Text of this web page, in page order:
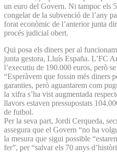
un euro del Govern. Ni tampoc els
congelar de la subvenció de l’any
forat econòmic de l’anterior junta
procés judicial obert.
Qui posa els diners per al
junta gestora, Lluís España. L’FC
l’executiu de 190.000 euros, però
“Esperàvem que fossin més diners
garanties, però aguantarem com
la xifra s’ha vist augmentada
llavors estaven pressupostats
de futbol.
Per la seva part, Jordi Cerqueda,
assegura que el Govern “no ha
la mesura que sigui possible
fer”, per “salvar els 70 anys